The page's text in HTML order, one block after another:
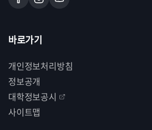
바로가기
개인정보처리방침
정보공개
대학정보공시
사이트맵